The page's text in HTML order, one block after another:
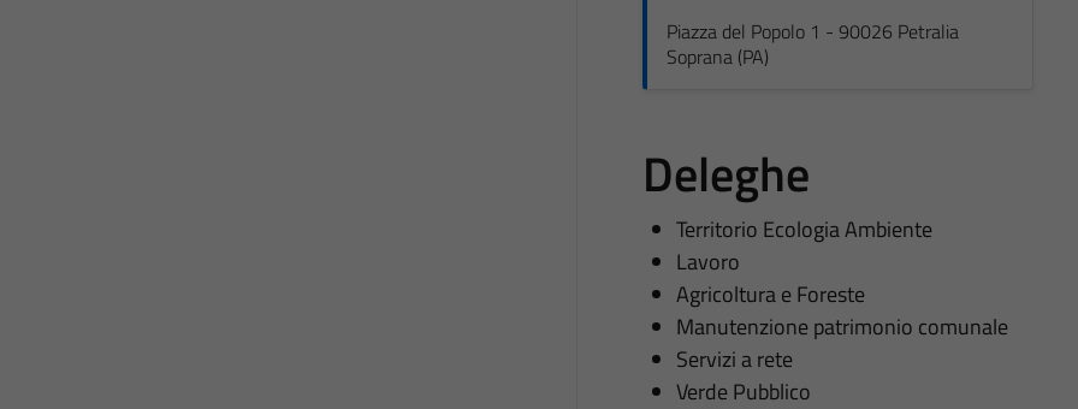
Piazza del Popolo 1 - 90026 Petralia
Soprana (PA)
Deleghe
Territorio Ecologia Ambiente
Lavoro
Agricoltura e Foreste
Manutenzione patrimonio comunale
Servizi a rete
Verde Pubblico